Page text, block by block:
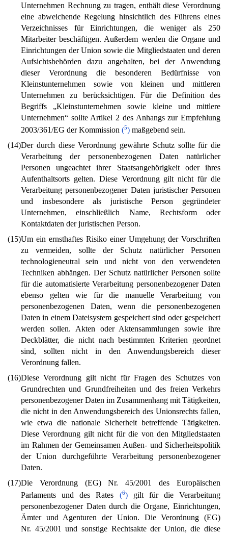
Unternehmen Rechnung zu tragen, enthält diese Verordnung
eine abweichende Regelung hinsichtlich des Führens eines
Verzeichnisses für Einrichtungen, die weniger als 250
Mitarbeiter beschäftigen. Außerdem werden die Organe und
Einrichtungen der Union sowie die Mitgliedstaaten und deren
Aufsichtsbehörden dazu angehalten, bei der Anwendung
dieser Verordnung die besonderen Bedürfnisse von
Kleinstunternehmen sowie von kleinen und mittleren
Unternehmen zu berücksichtigen. Für die Definition des
Begriffs „Kleinstunternehmen sowie kleine und mittlere
Unternehmen“ sollte Artikel 2 des Anhangs zur Empfehlung
2003/361/EG der Kommission (5) maßgebend sein.
(14)Der durch diese Verordnung gewährte Schutz sollte für die
Verarbeitung der personenbezogenen Daten natürlicher
Personen ungeachtet ihrer Staatsangehörigkeit oder ihres
Aufenthaltsorts gelten. Diese Verordnung gilt nicht für die
Verarbeitung personenbezogener Daten juristischer Personen
und insbesondere als juristische Person gegründeter
Unternehmen, einschließlich Name, Rechtsform oder
Kontaktdaten der juristischen Person.
(15)Um ein ernsthaftes Risiko einer Umgehung der Vorschriften
zu vermeiden, sollte der Schutz natürlicher Personen
technologieneutral sein und nicht von den verwendeten
Techniken abhängen. Der Schutz natürlicher Personen sollte
für die automatisierte Verarbeitung personenbezogener Daten
ebenso gelten wie für die manuelle Verarbeitung von
personenbezogenen Daten, wenn die personenbezogenen
Daten in einem Dateisystem gespeichert sind oder gespeichert
werden sollen. Akten oder Aktensammlungen sowie ihre
Deckblätter, die nicht nach bestimmten Kriterien geordnet
sind, sollten nicht in den Anwendungsbereich dieser
Verordnung fallen.
(16)Diese Verordnung gilt nicht für Fragen des Schutzes von
Grundrechten und Grundfreiheiten und des freien Verkehrs
personenbezogener Daten im Zusammenhang mit Tätigkeiten,
die nicht in den Anwendungsbereich des Unionsrechts fallen,
wie etwa die nationale Sicherheit betreffende Tätigkeiten.
Diese Verordnung gilt nicht für die von den Mitgliedstaaten
im Rahmen der Gemeinsamen Außen- und Sicherheitspolitik
der Union durchgeführte Verarbeitung personenbezogener
Daten.
(17)Die Verordnung (EG) Nr. 45/2001 des Europäischen
Parlaments und des Rates (6)gilt für die Verarbeitung
personenbezogener Daten durch die Organe, Einrichtungen,
Ämter und Agenturen der Union. Die Verordnung (EG)
Nr. 45/2001 und sonstige Rechtsakte der Union, die diese